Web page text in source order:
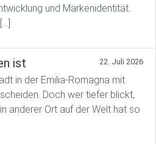
und Markenidentität.
ist 22. Juli 2026
in der Emilia-Romagna mit
Doch wer tiefer blickt,
anderer Ort auf der Welt hat so